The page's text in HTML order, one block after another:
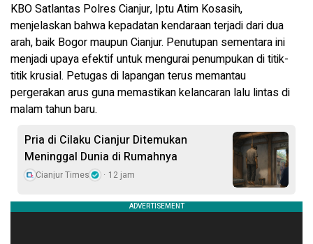
KBO Satlantas Polres Cianjur, Iptu Atim Kosasih,
menjelaskan bahwa kepadatan kendaraan terjadi dari dua
arah, baik Bogor maupun Cianjur. Penutupan sementara ini
menjadi upaya efektif untuk mengurai penumpukan di titik-
titik krusial. Petugas di lapangan terus memantau
pergerakan arus guna memastikan kelancaran lalu lintas di
malam tahun baru.
Pria di Cilaku Cianjur Ditemukan
Meninggal Dunia di Rumahnya
Cianjur Times 12 jam